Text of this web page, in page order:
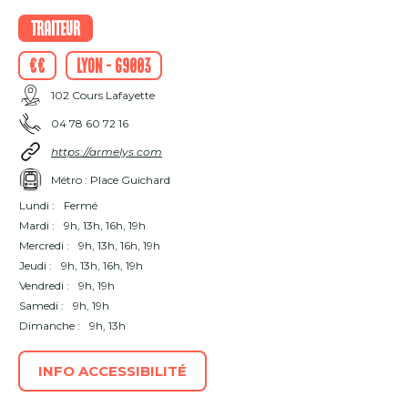
Traiteur
€€
Lyon - 69003
102 Cours Lafayette
04 78 60 72 16
https://armelys.com
Métro : Place Guichard
Lundi :
Fermé
Mardi :
9h, 13h, 16h, 19h
Mercredi :
9h, 13h, 16h, 19h
Jeudi :
9h, 13h, 16h, 19h
Vendredi :
9h, 19h
Samedi :
9h, 19h
Dimanche :
9h, 13h
INFO ACCESSIBILITÉ